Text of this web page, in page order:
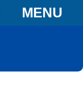
MENU